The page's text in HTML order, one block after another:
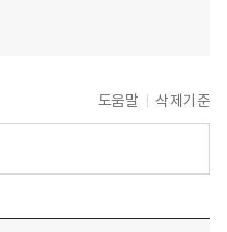
도움말 삭제기준